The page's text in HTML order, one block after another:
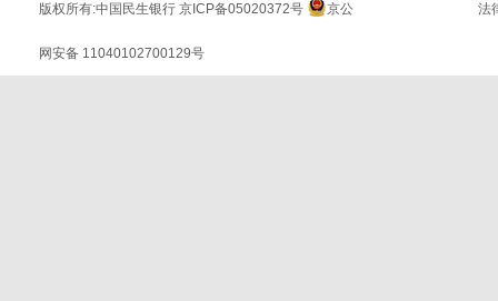
版权所有:中国民生银行 京ICP备05020372号 京公
网安备 11040102700129号
法